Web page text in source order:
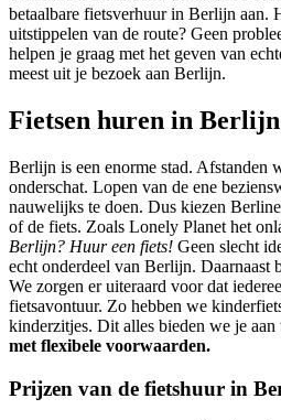
betaalbare fietsverhuur in Berlijn aan.
uitstippelen van de route? Geen
helpen je graag met het geven van
meest uit je bezoek aan Berlijn.
Fietsen huren in
Berlijn is een enorme stad. Afstanden
onderschat. Lopen van de ene
nauwelijks te doen. Dus kiezen
of de fiets. Zoals Lonely Planet het
Berlijn? Huur een fiets! Geen slecht
echt onderdeel van Berlijn. Daarnaast
We zorgen er uiteraard voor dat
fietsavontuur. Zo hebben we
kinderzitjes. Dit alles bieden we je aan
met flexibele voorwaarden.
Prijzen van de fietshuur in